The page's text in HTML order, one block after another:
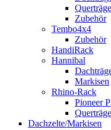
Zubehör
Tembo4x4
Zubehör
HandiRack
Hannibal
Markisen
Rhino-Rack
Pioneer
Dachzelte/Markisen